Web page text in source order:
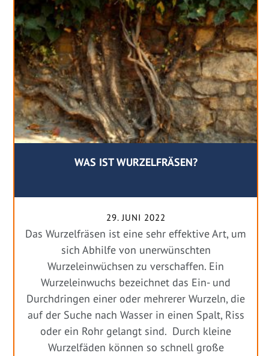
WAS IST WURZELFRÄSEN?
29. JUNI 2022
Das Wurzelfräsen ist eine sehr effektive Art, um
sich Abhilfe von unerwünschten
Wurzeleinwüchsen zu verschaffen. Ein
Wurzeleinwuchs bezeichnet das Ein- und
Durchdringen einer oder mehrerer Wurzeln, die
auf der Suche nach Wasser in einen Spalt, Riss
oder ein Rohr gelangt sind. Durch kleine
Wurzelfäden können so schnell große